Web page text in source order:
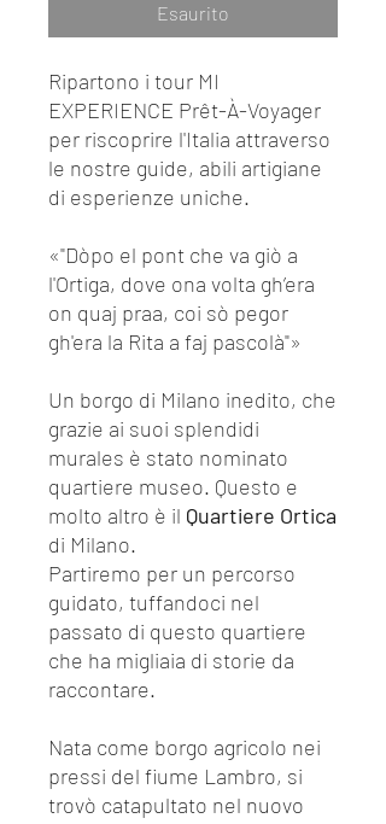
Esaurito
Ripartono i tour MI
EXPERIENCE Prêt-À-Voyager
per riscoprire l'Italia attraverso
le nostre guide, abili artigiane
di esperienze uniche.
«"Dòpo el pont che va giò a
l'Ortiga, dove ona volta gh’era
on quaj praa, coi sò pegor
gh'era la Rita a faj pascolà"»
Un borgo di Milano inedito, che
grazie ai suoi splendidi
murales è stato nominato
quartiere museo. Questo e
molto altro è il Quartiere Ortica
di Milano.
Partiremo per un percorso
guidato, tuffandoci nel
passato di questo quartiere
che ha migliaia di storie da
raccontare.
Nata come borgo agricolo nei
pressi del fiume Lambro, si
trovò catapultato nel nuovo